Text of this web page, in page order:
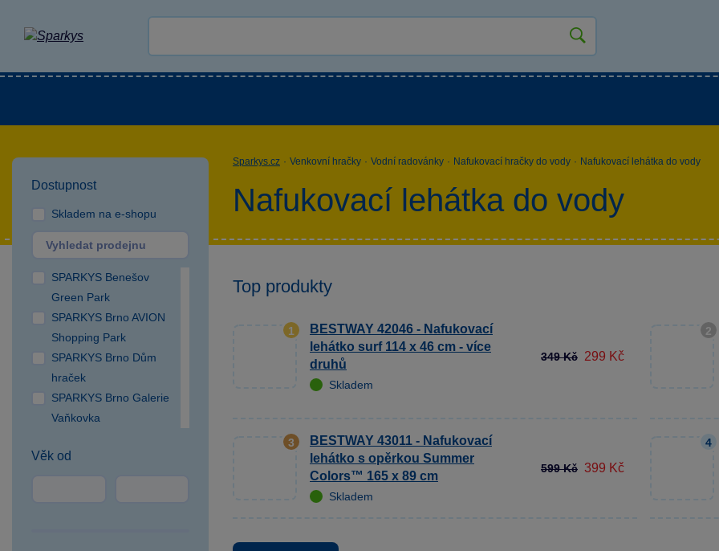
Dostupnost
Skladem na e-shopu
SPARKYS Benešov
Green Park
SPARKYS Brno AVION
Shopping Park
SPARKYS Brno Dům
hraček
SPARKYS Brno Galerie
Vaňkovka
Campus Square
Věk od
Sparkys.cz · Venkovní hračky · Vodní radovánky · Nafukovací hračky do vody · Nafukovací lehátka do vody
Nafukovací lehátka do vody
Top produkty
1
BESTWAY 42046 - Nafukovací
lehátko surf 114 x 46 cm - více
druhů
Skladem
349 Kč 299 Kč
2
3
BESTWAY 43011 - Nafukovací
lehátko s opěrkou Summer
Colors™ 165 x 89 cm
Skladem
599 Kč 399 Kč
4